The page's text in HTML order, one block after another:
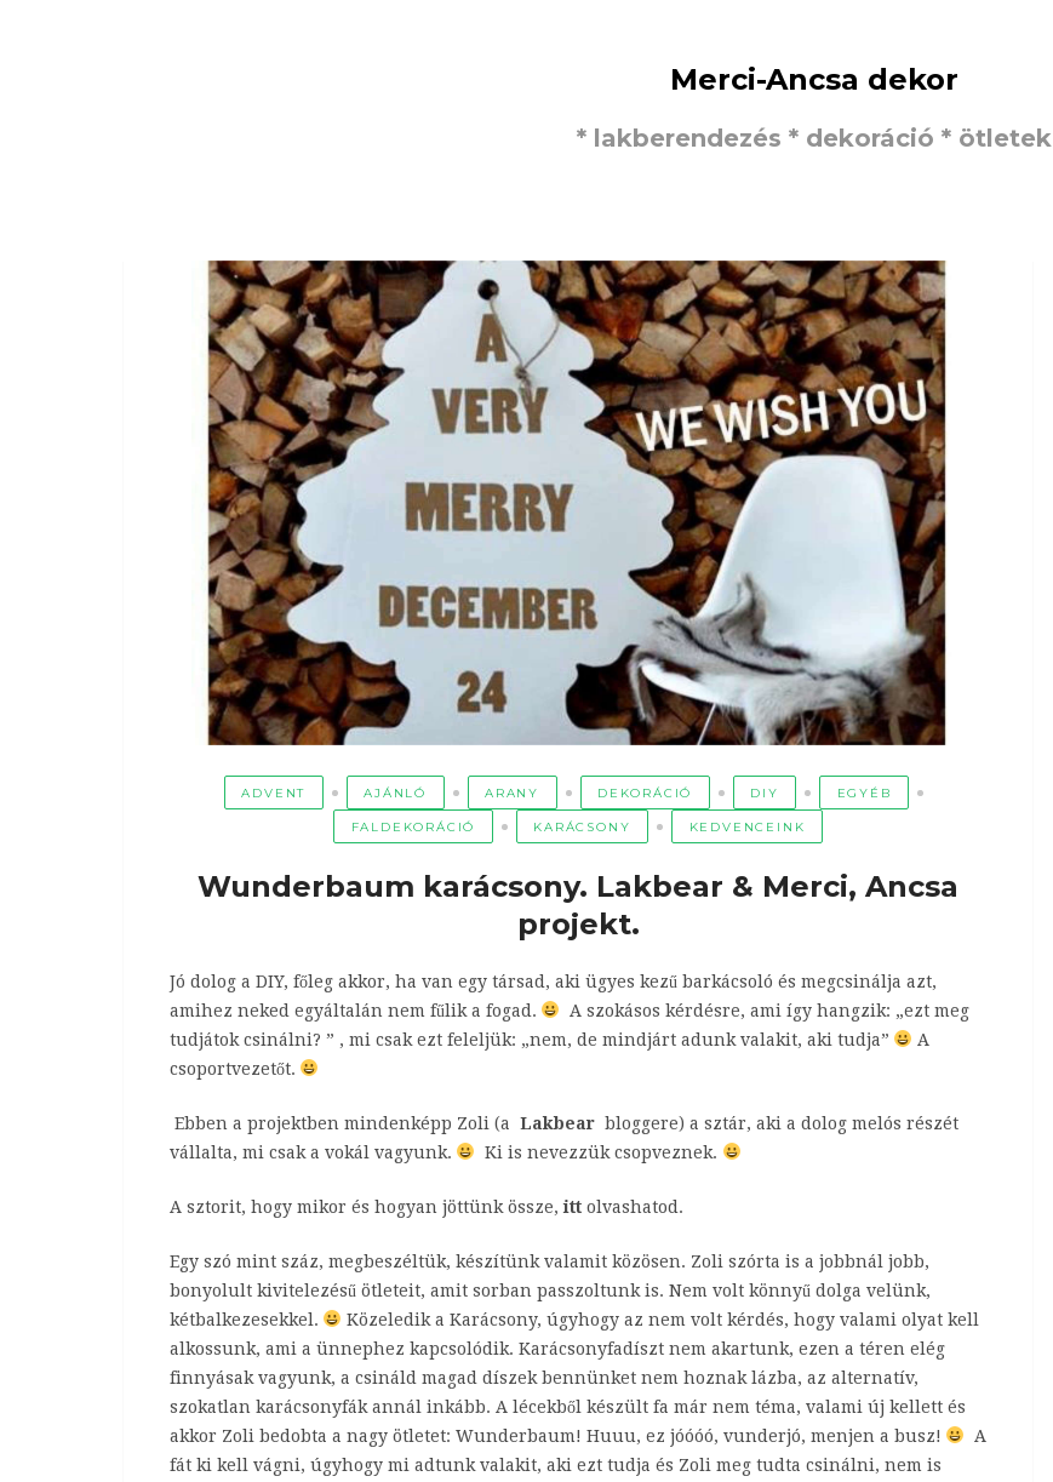
Merci-Ancsa dekor
* lakberendezés * dekoráció * ötletek
ADVENT AJÁNLÓ ARANY DEKORÁCIÓ DIY EGYÉB
FALDEKORÁCIÓ KARÁCSONY KEDVENCEINK
Wunderbaum karácsony. Lakbear & Merci, Ancsa
projekt.
Jó dolog a DIY, főleg akkor, ha van egy társad, aki ügyes kezű barkácsoló és megcsinálja azt,
amihez neked egyáltalán nem fűlik a fogad.
A szokásos kérdésre, ami így hangzik: „ezt meg
tudjátok csinálni? ” , mi csak ezt feleljük: „nem, de mindjárt adunk valakit, aki tudja”
A
csoportvezetőt.
Ebben a projektben mindenképp Zoli (a Lakbearbloggere) a sztár, aki a dolog melós részét
vállalta, mi csak a vokál vagyunk.
Ki is nevezzük csopveznek.
A sztorit, hogy mikor és hogyan jöttünk össze,ittolvashatod.
Egy szó mint száz, megbeszéltük, készítünk valamit közösen. Zoli szórta is a jobbnál jobb,
bonyolult kivitelezésű ötleteit, amit sorban passzoltunk is. Nem volt könnyű dolga velünk,
kétbalkezesekkel.
Közeledik a Karácsony, úgyhogy az nem volt kérdés, hogy valami olyat kell
alkossunk, ami a ünnephez kapcsolódik. Karácsonyfadíszt nem akartunk, ezen a téren elég
finnyásak vagyunk, a csináld magad díszek bennünket nem hoznak lázba, az alternatív,
szokatlan karácsonyfák annál inkább. A lécekből készült fa már nem téma, valami új kellett és
akkor Zoli bedobta a nagy ötletet: Wunderbaum! Huuu, ez jóóóó, vunderjó, menjen a busz!
A
fát ki kell vágni, úgyhogy mi adtunk valakit, aki ezt tudja és Zoli meg tudta csinálni, nem is